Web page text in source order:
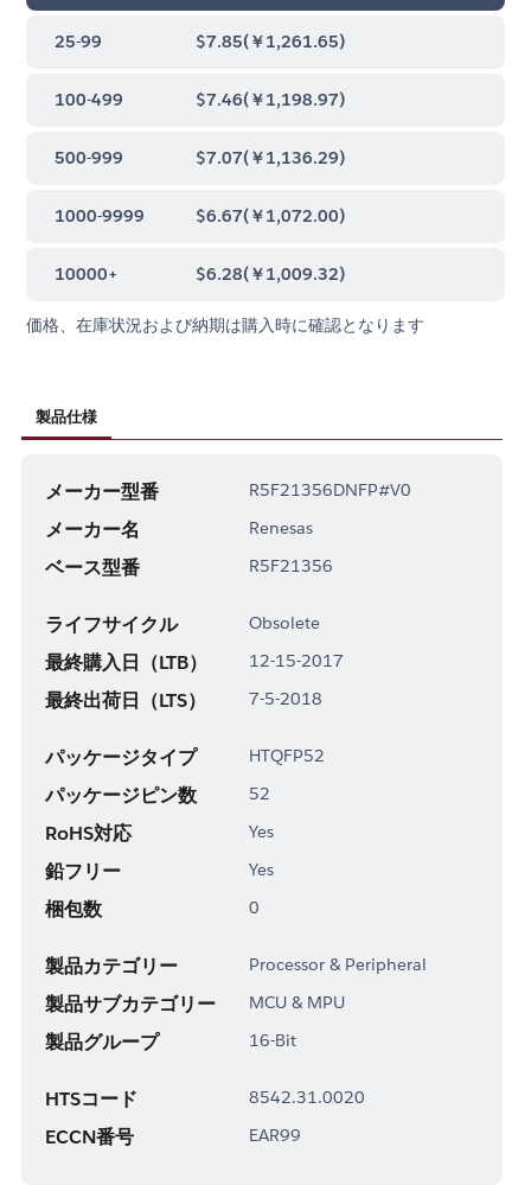
25-99 $7.85(￥1,261.65)
100-499 $7.46(￥1,198.97)
500-999 $7.07(￥1,136.29)
1000-9999 $6.67(￥1,072.00)
10000+ $6.28(￥1,009.32)
価格、在庫状況および納期は購入時に確認となります
製品仕様
メーカー型番 R5F21356DNFP#V0
メーカー名 Renesas
ベース型番 R5F21356
ライフサイクル Obsolete
最終購入日（LTB） 12-15-2017
最終出荷日（LTS） 7-5-2018
パッケージタイプ HTQFP52
パッケージピン数 52
RoHS対応 Yes
鉛フリー Yes
梱包数 0
製品カテゴリー Processor & Peripheral
製品サブカテゴリー MCU & MPU
製品グループ 16-Bit
HTSコード 8542.31.0020
ECCN番号 EAR99